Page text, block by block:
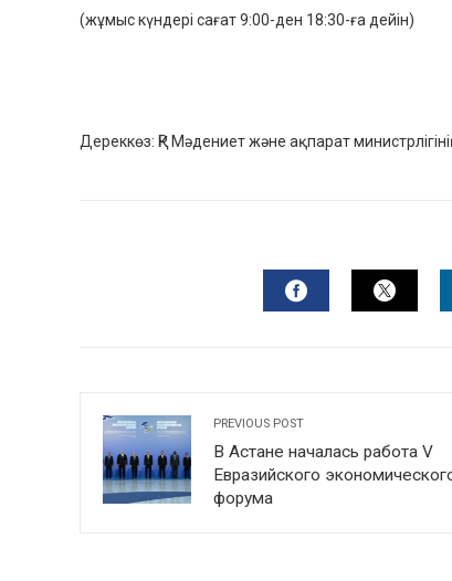
(жұмыс күндері сағат 9:00-ден 18:30-ға дейін)
Дереккөз: ҚР Мәдениет және ақпарат
PREVIOUS POST
В Астане началась работа V
Евразийского
форума